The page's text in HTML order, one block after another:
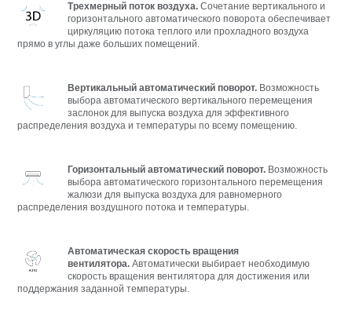
Трехмерный поток воздуха.Сочетание вертикального и
горизонтального автоматического поворота обеспечивает
циркуляцию потока теплого или прохладного воздуха
прямо в углы даже больших помещений.
Вертикальный автоматический поворот. Возможность
выбора автоматического вертикального перемещения
заслонок для выпуска воздуха для эффективного
распределения воздуха и температуры по всему помещению.
Горизонтальный автоматический поворот. Возможность
выбора автоматического горизонтального перемещения
жалюзи для выпуска воздуха для равномерного
распределения воздушного потока и температуры.
Автоматическая скорость вращения
вентилятора.Автоматически выбирает необходимую
скорость вращения вентилятора для достижения или
поддержания заданной температуры.